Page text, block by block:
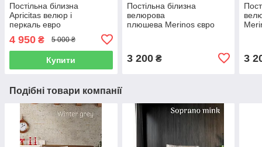
Постільна білизна
Apricitas велюр і
перкаль евро
4 950 ₴ 5 000 ₴
Купити
Постільна білизна
велюрова
плюшева Merinos євро
3 200₴ 3
Подібні товари компанії